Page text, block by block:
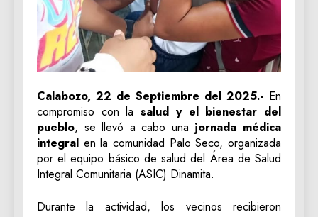
Calabozo, 22 de Septiembre del 2025.- En
compromiso con lasalud y el bienestar del
pueblo, se llevó a cabo una jornada médica
integral en la comunidad Palo Seco, organizada
por el equipo básico de salud del Área de Salud
Integral Comunitaria (ASIC) Dinamita.
Durante la actividad, los vecinos recibieron